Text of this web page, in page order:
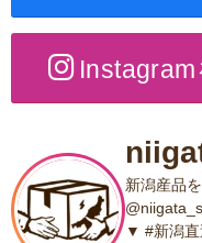
新潟産品
▼ #新潟直